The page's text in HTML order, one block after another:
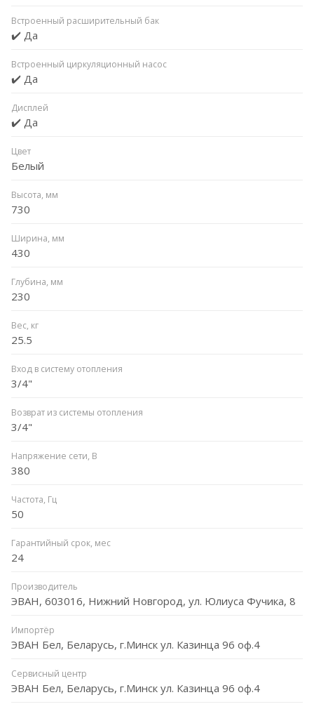
Встроенный расширительный бак
✔️ Да
Встроенный циркуляционный насос
✔️ Да
Дисплей
✔️ Да
Цвет
Белый
Высота, мм
730
Ширина, мм
430
Глубина, мм
230
Вес, кг
25.5
Вход в систему отопления
3/4"
Возврат из системы отопления
3/4"
Напряжение сети, В
380
Частота, Гц
50
Гарантийный срок, мес
24
Производитель
ЭВАН, 603016, Нижний Новгород, ул. Юлиуса Фучика, 8
Импортёр
ЭВАН Бел, Беларусь, г.Минск ул. Казинца 96 оф.4
Сервисный центр
ЭВАН Бел, Беларусь, г.Минск ул. Казинца 96 оф.4